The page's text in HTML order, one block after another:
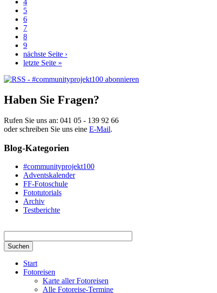
4
5
6
7
8
9
nächste Seite ›
letzte Seite »
Haben Sie Fragen?
Rufen Sie uns an: 041 05 - 139 92 66
oder schreiben Sie uns eine E-Mail.
Blog-Kategorien
#communityprojekt100
Adventskalender
FF-Fotoschule
Fototutorials
Archiv
Testberichte
Start
Fotoreisen
Karte aller Fotoreisen
Alle Fotoreise-Termine